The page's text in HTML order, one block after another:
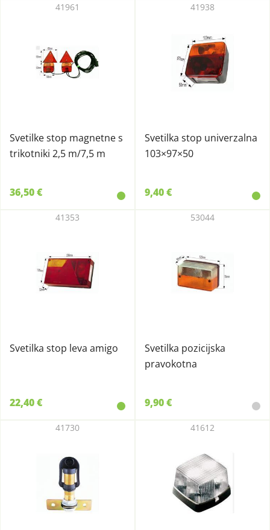
Svetilke stop magnetne s
trikotniki 2,5 m/7,5 m
41961
36,50 €
Svetilka stop univerzalna
103×97×50
41938
9,40 €
Svetilka stop leva amigo
41353
22,40 €
Svetilka pozicijska
pravokotna
53044
9,90 €
41730 41612